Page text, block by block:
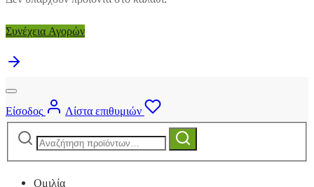
Συνέχεια Αγορών
Είσοδος
Λίστα επιθυμιών
Αναζήτηση
Αναζήτηση
Ομιλία